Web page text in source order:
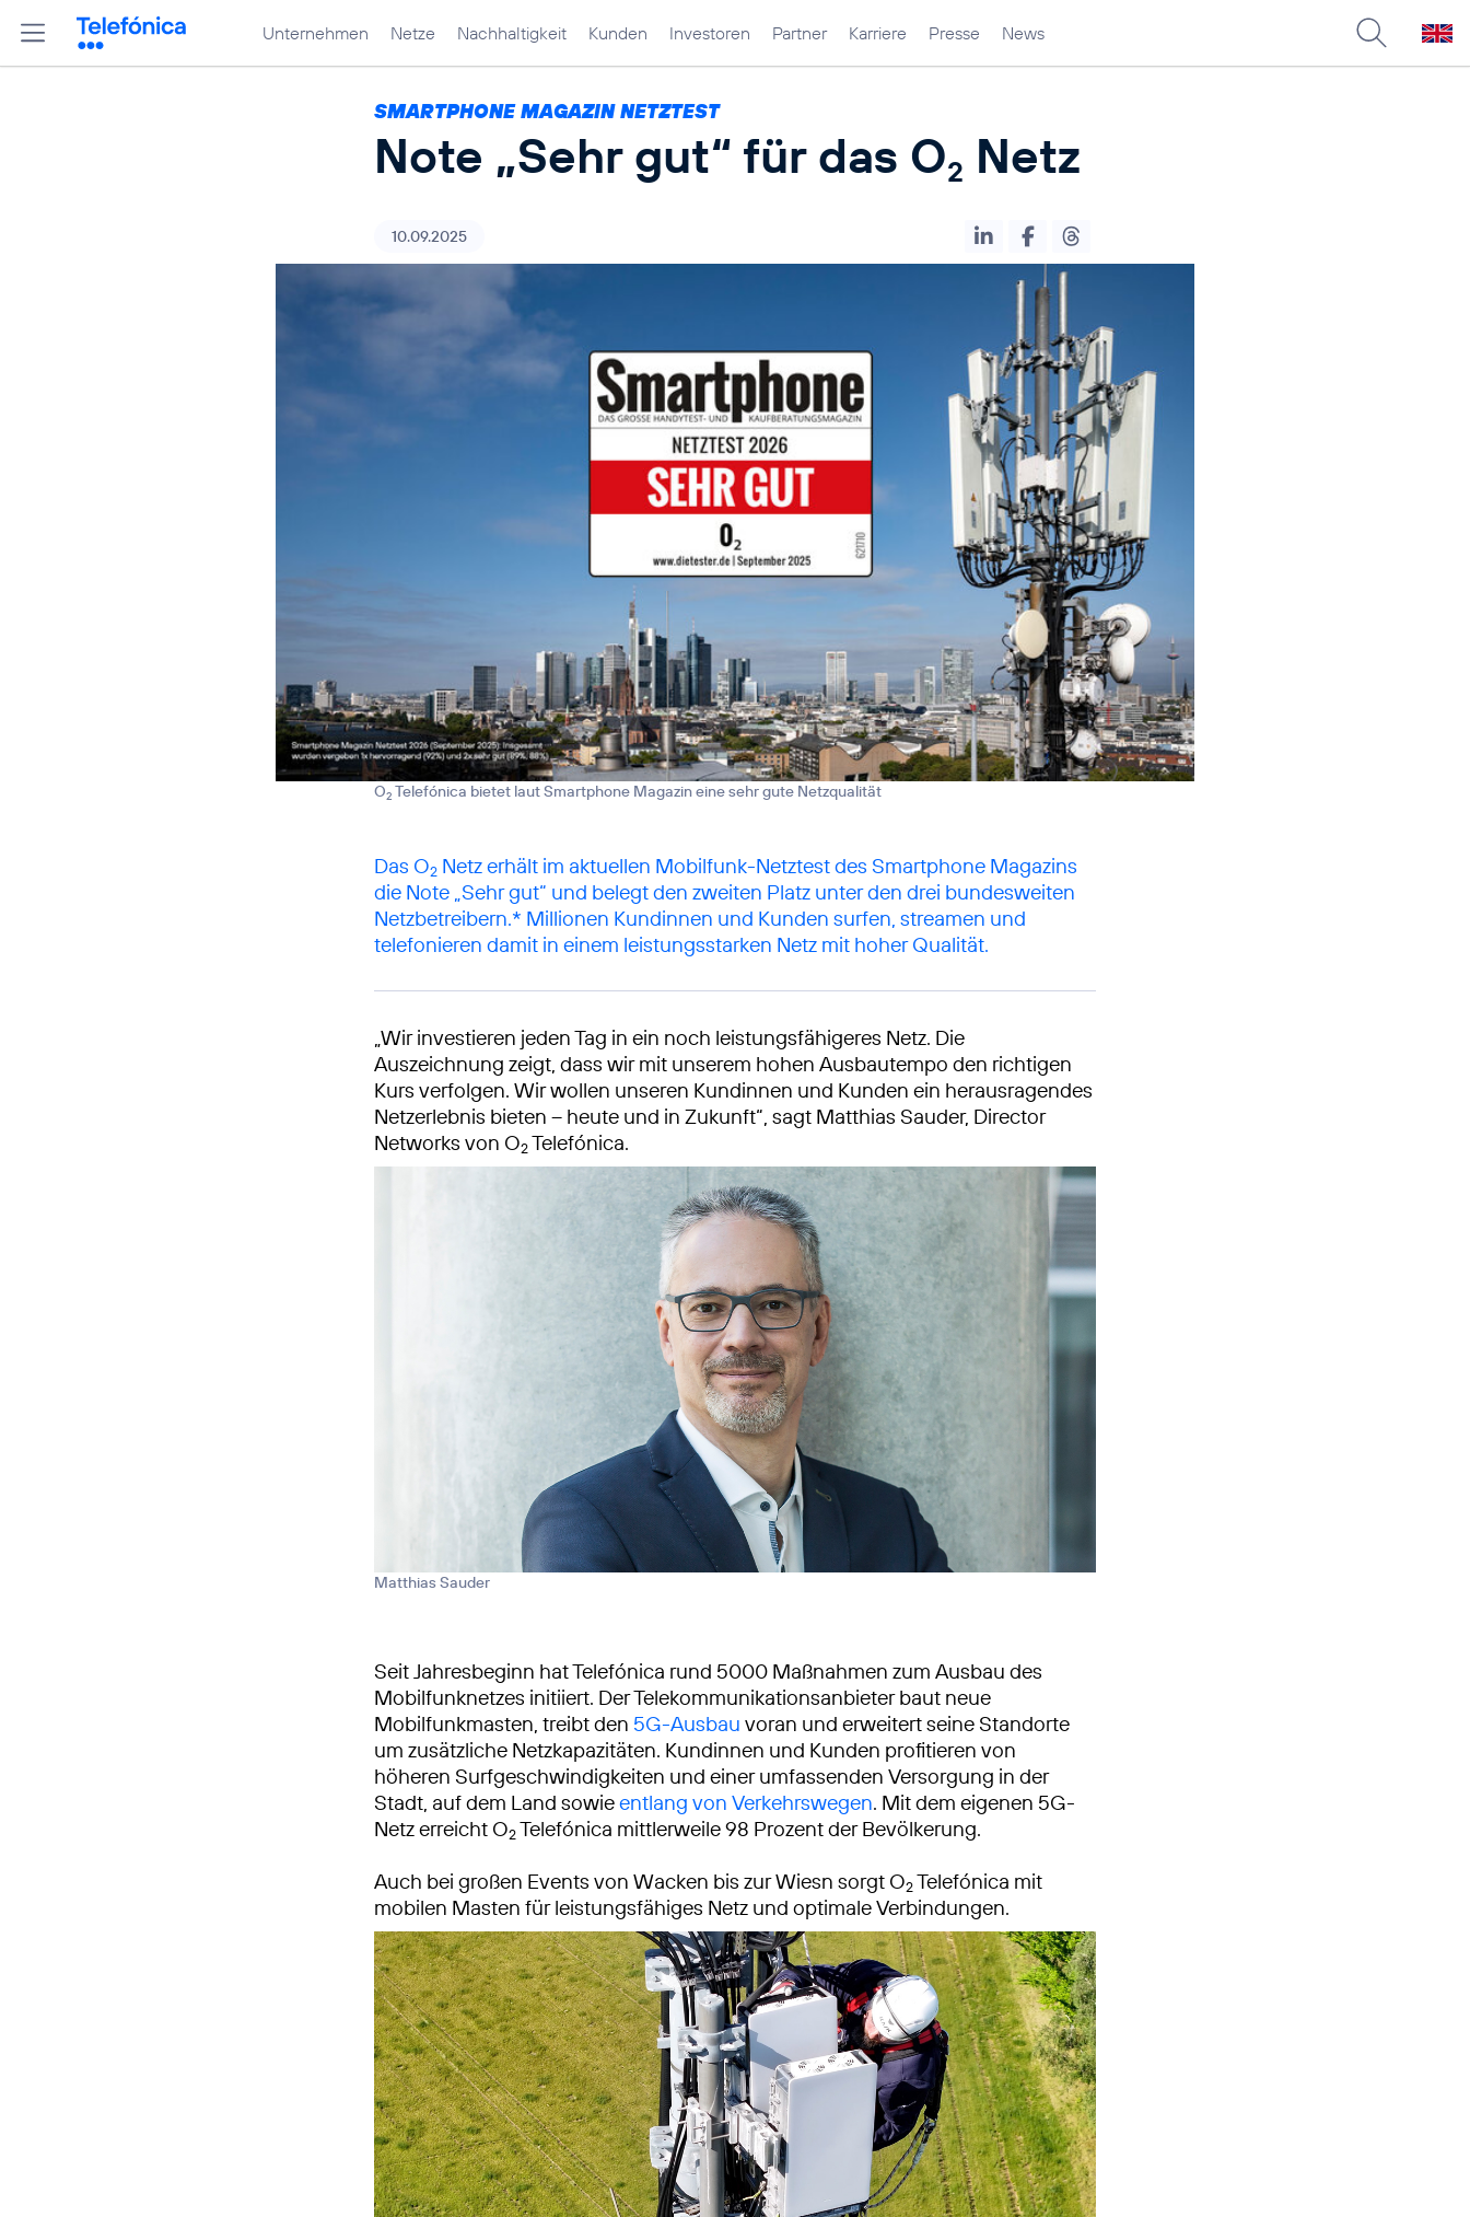
Unternehmen Netze Nachhaltigkeit Kunden Investoren Partner Karriere Presse News
SMARTPHONE MAGAZIN NETZTEST
Note „Sehr gut“ für das O2 Netz
10.09.2025
O2 Telefónica bietet laut Smartphone Magazin eine sehr gute Netzqualität
Das O2 Netzerhält im aktuellen Mobilfunk-Netztest des Smartphone Magazins
die Note „Sehr gut“ und belegt den zweiten Platz unter den drei bundesweiten
Netzbetreibern.* Millionen Kundinnen und Kunden surfen, streamen und
telefonieren damit in einem leistungsstarken Netz mit hoher Qualität.
„Wir investieren jeden Tag in ein noch leistungsfähigeres Netz. Die
Auszeichnung zeigt, dass wir mit unserem hohen Ausbautempo den richtigen
Kurs verfolgen. Wir wollen unseren Kundinnen und Kunden ein herausragendes
Netzerlebnis bieten – heute und in Zukunft“, sagt Matthias Sauder, Director
Networks von O2Telefónica.
Matthias Sauder
Seit Jahresbeginn hat Telefónica rund 5000 Maßnahmen zum Ausbau des
Mobilfunknetzes initiiert. Der Telekommunikationsanbieter baut neue
Mobilfunkmasten, treibt den 5G-Ausbau voran und erweitert seine Standorte
um zusätzliche Netzkapazitäten. Kundinnen und Kunden profitieren von
höheren Surfgeschwindigkeiten und einer umfassenden Versorgung in der
Stadt, auf dem Land sowieentlang von Verkehrswegen. Mit dem eigenen 5G-
Netz erreicht O2Telefónica mittlerweile 98 Prozent der Bevölkerung.
Auch bei großen Events von Wacken bis zur Wiesn sorgt O2Telefónica mit
mobilen Masten für leistungsfähiges Netz und optimale Verbindungen.